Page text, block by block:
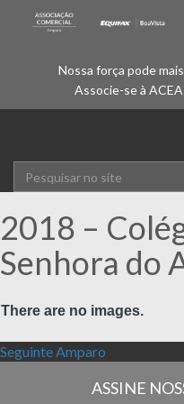
Nossa força pode
Associe-se à
2018 –
Senhora do
There are no images.
Navegação de
Seguinte Próximo post:
Amparo
ASSINE